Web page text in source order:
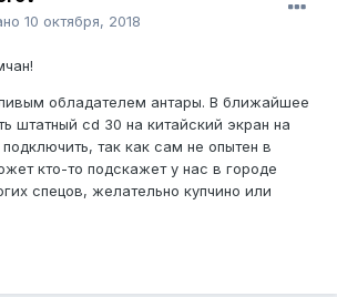
10 октября, 2018
обладателем антары. В ближайшее
штатный cd 30 на китайский экран на
так как сам не опытен в
кто-то подскажет у нас в городе
спецов, желательно купчино или